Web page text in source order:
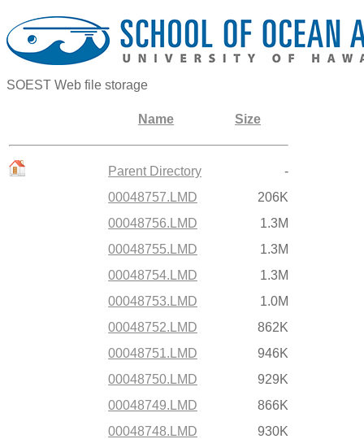
SOEST Web file storage
Name Size
Parent Directory
-
00048757.LMD
206K
00048756.LMD
1.3M
00048755.LMD
1.3M
00048754.LMD
1.3M
00048753.LMD
1.0M
00048752.LMD
862K
00048751.LMD
946K
00048750.LMD
929K
00048749.LMD
866K
00048748.LMD
930K